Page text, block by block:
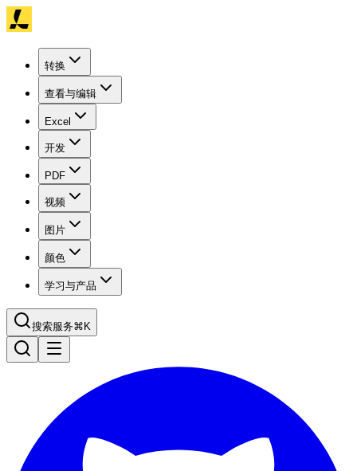
转换
查看与编辑
Excel
开发
PDF
视频
图片
颜色
学习与产品
搜索服务⌘K